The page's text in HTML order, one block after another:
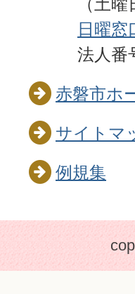
（土
日曜窓
法人番
赤磐市ホ
サイトマ
例規集